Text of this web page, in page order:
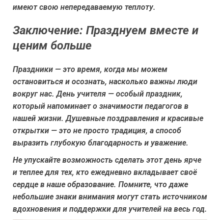
имеют свою непередаваемую теплоту.
Заключение: Празднуем вместе и
ценим больше
Праздники — это время, когда мы можем
остановиться и осознать, насколько важны люди
вокруг нас. День учителя — особый праздник,
который напоминает о значимости педагогов в
нашей жизни. Душевные поздравления и красивые
открытки — это не просто традиция, а способ
выразить глубокую благодарность и уважение.
Не упускайте возможность сделать этот день ярче
и теплее для тех, кто ежедневно вкладывает своё
сердце в наше образование. Помните, что даже
небольшие знаки внимания могут стать источником
вдохновения и поддержки для учителей на весь год.